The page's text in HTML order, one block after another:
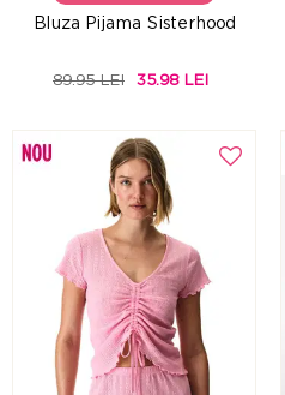
Bluza Pijama Sisterhood
89.95 LEI 35.98 LEI